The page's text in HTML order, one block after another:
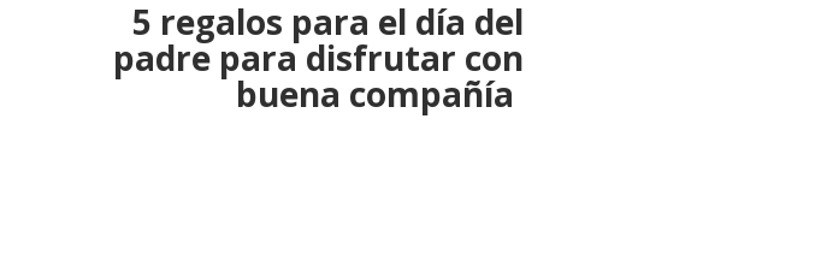
5 regalos para el día del
padre para disfrutar con
buena compañía